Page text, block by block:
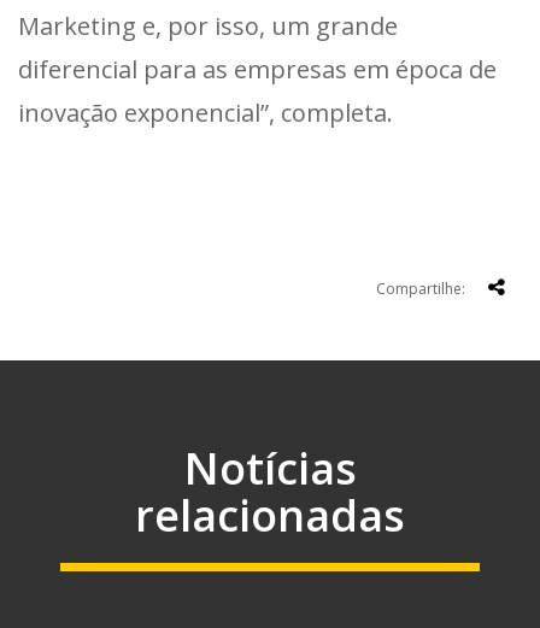
Marketing e, por isso, um grande
diferencial para as empresas em época de
inovação exponencial”, completa.
Compartilhe:
Notícias
relacionadas